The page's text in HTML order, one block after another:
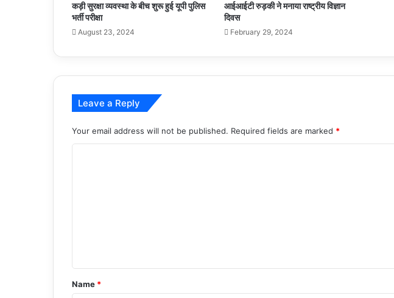
कड़ी सुरक्षा व्यवस्था के बीच शुरू हुई यूपी पुलिस
भर्ती परीक्षा
August 23, 2024
आईआईटी रुड़की ने मनाया राष्ट्रीय विज्ञान
दिवस
February 29, 2024
Leave a Reply
Your email address will not be published. Required fields are marked *
*
Name *